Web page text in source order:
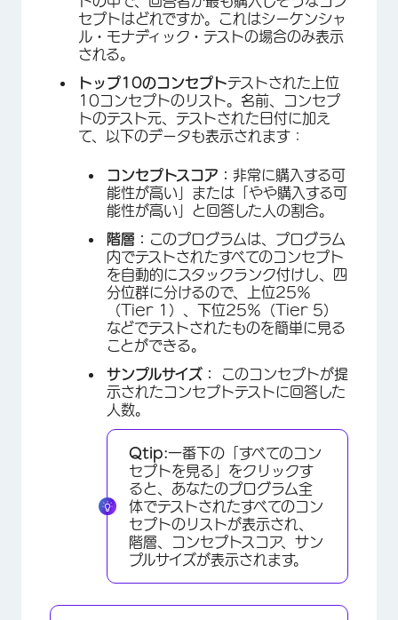
セプトはどれですか。これはシーケンシャ
ル・モナディック・テストの場合のみ表示
される。
トップ10のコンセプトテストされた上位
10コンセプトのリスト。名前、コンセプ
トのテスト元、テストされた日付に加え
て、以下のデータも表示されます：
コンセプトスコア： 非常に購入する可
能性が高い」または「やや購入する可
能性が高い」と回答した人の割合。
階層： このプログラムは、プログラム
内でテストされたすべてのコンセプト
を自動的にスタックランク付けし、四
分位群に分けるので、上位25％
（Tier 1）、下位25％（Tier 5）
などでテストされたものを簡単に見る
ことができる。
サンプルサイズ：
このコンセプトが提
示されたコンセプトテストに回答した
人数。
Qtip:一番下の「すべてのコン
セプトを見る」をクリックす
ると、あなたのプログラム全
体でテストされたすべてのコン
セプトのリストが表示され、
階層、コンセプトスコア、サン
プルサイズが表示されます。